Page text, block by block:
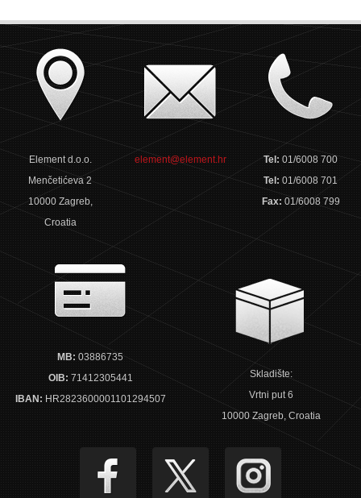
Element d.o.o.
Menčetićeva 2
10000 Zagreb,
Croatia
element@element.hr Tel:01/6008 700
Tel:01/6008 701
Fax: 01/6008 799
MB: 03886735
OIB: 71412305441
IBAN: HR2823600001101294507
Skladište:
Vrtni put 6
10000 Zagreb, Croatia